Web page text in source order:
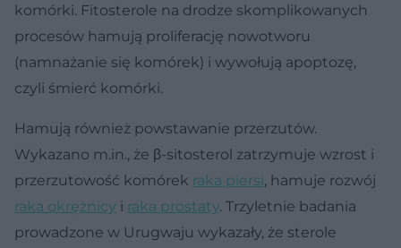
komórki. Fitosterole na drodze skomplikowanych
procesów hamują proliferację nowotworu
(namnażanie się komórek) i wywołują apoptozę,
czyli śmierć komórki.
Hamują również powstawanie przerzutów.
Wykazano m.in., że β-sitosterol zatrzymuje wzrost i
przerzutowość komórek raka piersi, hamuje rozwój
raka okrężnicy i raka prostaty. Trzyletnie badania
prowadzone w Urugwaju wykazały, że sterole